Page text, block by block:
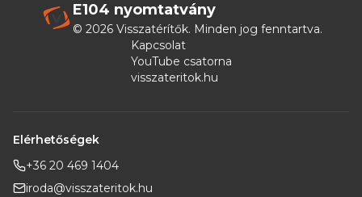
E104 nyomtatvány
© 2026Visszatérítők. Minden jog fenntartva.
Kapcsolat
YouTube csatorna
visszateritok.hu
Elérhetőségek
+36 20 469 1404
iroda@visszateritok.hu